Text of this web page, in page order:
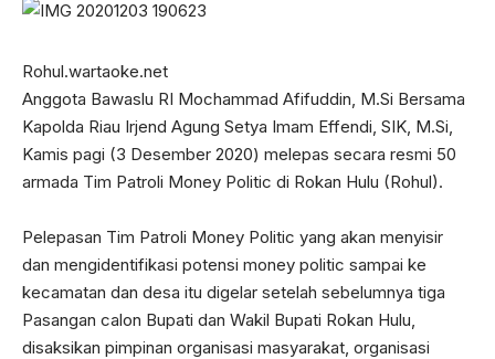
Rohul.wartaoke.net
Anggota Bawaslu RI Mochammad Afifuddin, M.Si Bersama
Kapolda Riau Irjend Agung Setya Imam Effendi, SIK, M.Si,
Kamis pagi (3 Desember 2020) melepas secara resmi 50
armada Tim Patroli Money Politic di Rokan Hulu (Rohul).
Pelepasan Tim Patroli Money Politic yang akan menyisir
dan mengidentifikasi potensi money politic sampai ke
kecamatan dan desa itu digelar setelah sebelumnya tiga
Pasangan calon Bupati dan Wakil Bupati Rokan Hulu,
disaksikan pimpinan organisasi masyarakat, organisasi